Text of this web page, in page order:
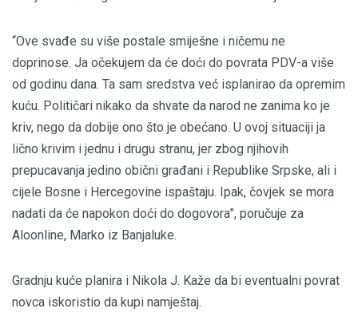
“Ove svađe su više postale smiješne i ničemu ne
doprinose. Ja očekujem da će doći do povrata PDV-a više
od godinu dana. Ta sam sredstva već isplanirao da opremim
kuću. Političari nikako da shvate da narod ne zanima ko je
kriv, nego da dobije ono što je obećano. U ovoj situaciji ja
lično krivim i jednu i drugu stranu, jer zbog njihovih
prepucavanja jedino obični građani i Republike Srpske, ali i
cijele Bosne i Hercegovine ispaštaju. Ipak, čovjek se mora
nadati da će napokon doći do dogovora”, poručuje za
Aloonline, Marko iz Banjaluke.
Gradnju kuće planira i Nikola J. Kaže da bi eventualni povrat
novca iskoristio da kupi namještaj.